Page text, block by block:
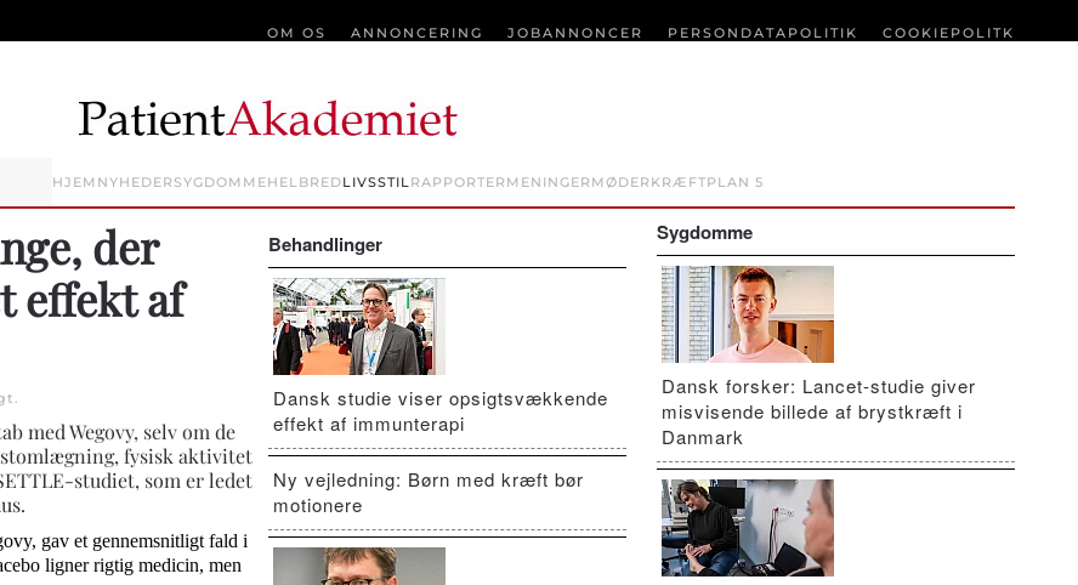
OM OS ANNONCERING JOBANNONCER PERSONDATAPOLITIK COOKIEPOLITK
HJEM NYHEDER SYGDOMMEHELBREDLIVSSTILRAPPORTER MENINGER MØDER KRÆFTPLAN 5
der
effekt af
.
med Wegovy, selv om de
fysisk aktivitet
studiet, som er ledet
gav et gennemsnitligt fald i
ligner rigtig medicin, men
Behandlinger
Dansk studie viser opsigtsvækkende
effekt af immunterapi
Ny vejledning: Børn med kræft bør
motionere
Sygdomme
Dansk forsker: Lancet-studie giver
misvisende billede af brystkræft i
Danmark